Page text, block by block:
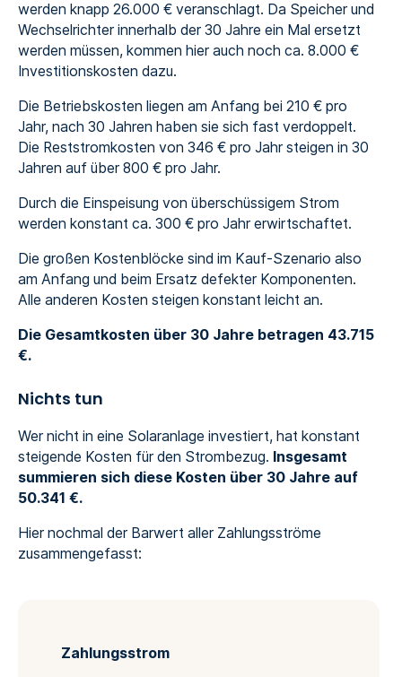
werden knapp 26.000 € veranschlagt. Da Speicher und
Wechselrichter innerhalb der 30 Jahre ein Mal ersetzt
werden müssen, kommen hier auch noch ca. 8.000 €
Investitionskosten dazu.
Die Betriebskosten liegen am Anfang bei 210 € pro
Jahr, nach 30 Jahren haben sie sich fast verdoppelt.
Die Reststromkosten von 346 € pro Jahr steigen in 30
Jahren auf über 800 € pro Jahr.
Durch die Einspeisung von überschüssigem Strom
werden konstant ca. 300 € pro Jahr erwirtschaftet.
Die großen Kostenblöcke sind im Kauf-Szenario also
am Anfang und beim Ersatz defekter Komponenten.
Alle anderen Kosten steigen konstant leicht an.
Die Gesamtkosten über 30 Jahre betragen 43.715
€.
Nichts tun
Wer nicht in eine Solaranlage investiert, hat konstant
steigende Kosten für den Strombezug. Insgesamt
summieren sich diese Kosten über 30 Jahre auf
50.341 €.
Hier nochmal der Barwert aller Zahlungsströme
zusammengefasst:
Zahlungsstrom